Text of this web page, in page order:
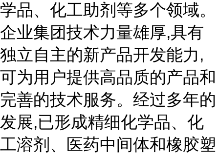
学品、化工助剂等多个领域。
企业集团技术力量雄厚,具有
独立自主的新产品开发能力,
可为用户提供高品质的产品和
完善的技术服务。经过多年的
发展,已形成精细化学品、化
工溶剂、医药中间体和橡胶塑